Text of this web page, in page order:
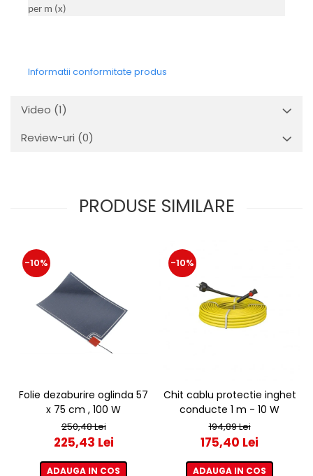
per m (x)
Informatii conformitate produs
Video (1)
Review-uri (0)
PRODUSE SIMILARE
-10%
Folie dezaburire oglinda 57
x 75 cm , 100 W
250,48 Lei
225,43 Lei
ADAUGA IN COS
-10%
Chit cablu protectie inghet
conducte 1 m - 10 W
194,89 Lei
175,40 Lei
ADAUGA IN COS